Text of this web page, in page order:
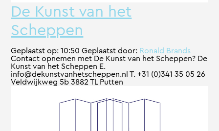
De Kunst van het
Scheppen
Geplaatst op:10:50Geplaatst door: Ronald Brands
Contact opnemen met De Kunst van het Scheppen? De
Kunst van het Scheppen E.
info@dekunstvanhetscheppen.nl T. +31 (0)341 35 05 26
Veldwijkweg 5b 3882 TL Putten